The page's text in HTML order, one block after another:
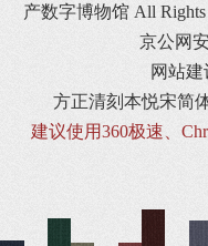
产数字博物馆 All Rights
京公网
网站
方正清刻本悦宋简
建议使用360极速、